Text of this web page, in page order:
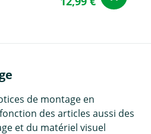
de montage en
des articles aussi des
et du matériel visuel